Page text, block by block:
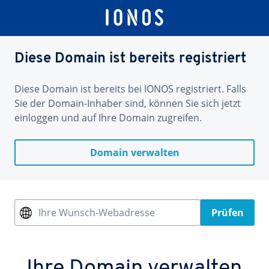
Diese Domain ist bereits registriert
Diese Domain ist bereits bei IONOS registriert. Falls
Sie der Domain-Inhaber sind, können Sie sich jetzt
einloggen und auf Ihre Domain zugreifen.
Domain verwalten
Ihre Wunsch-Webadresse Prüfen